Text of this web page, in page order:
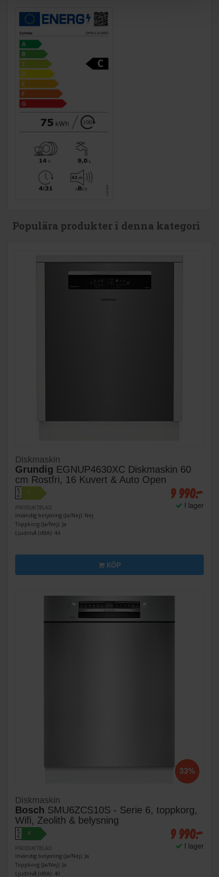
Populära produkter i denna kategori
Diskmaskin
Grundig EGNUP4630XC Diskmaskin 60
cm Rostfri, 16 Kuvert & Auto Open
A
↑
G
C
PRODUKTBLAD
Invändig belysning (Ja/Nej): Nej
Toppkorg (Ja/Nej): Ja
Ljudnivå (dBA): 44
9 990:-
I lager
KÖP
33%
Diskmaskin
Bosch SMU6ZCS10S - Serie 6, toppkorg,
Wifi, Zeolith & belysning
A
↑
G
B
PRODUKTBLAD
Invändig belysning (Ja/Nej): Ja
Toppkorg (Ja/Nej): Ja
Ljudnivå (dBA): 40
9 990:-
I lager